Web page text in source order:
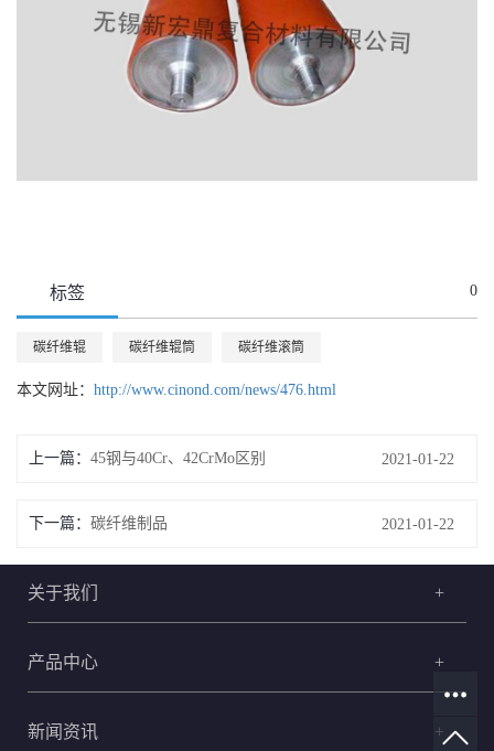
标签 0
碳纤维辊 碳纤维辊筒 碳纤维滚筒
本文网址： http://www.cinond.com/news/476.html
上一篇： 45钢与40Cr、42CrMo区别 2021-01-22
下一篇： 碳纤维制品 2021-01-22
关于我们 +
产品中心 +
新闻资讯 +